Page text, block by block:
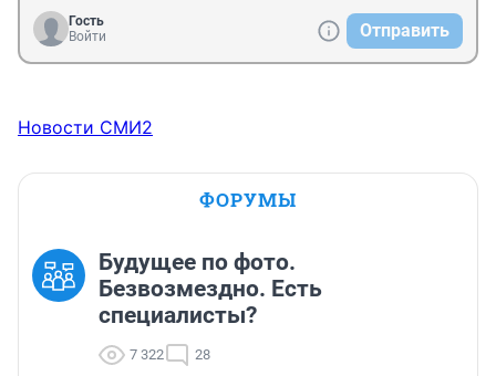
Гость
Войти
Отправить
Новости СМИ2
ФОРУМЫ
Будущее по фото.
Безвозмездно. Есть
специалисты?
7 322 28